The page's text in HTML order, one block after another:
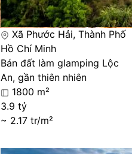
Xã Phước Hải, Thành Phố
Hồ Chí Minh
Bán đất làm glamping Lộc
An, gần thiên nhiên
1800 m²
3.9 tỷ
~ 2.17 tr/m²